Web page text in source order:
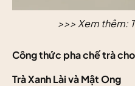
>>> Xem thêm:
Công thức pha chế trà
Trà Xanh Lài và Mật Ong